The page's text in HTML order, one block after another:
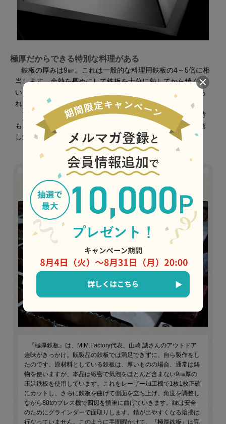
極厚だからできる特別な料理がある
鉄板の厚みは9㎜。これは一般的な料理用鉄板の4～5倍に相
当します。余熱を長めにして鉄板を十分に熱してから焼くと
いう、肉を美味しく食べるための極意も、『極厚鉄板』があ
れば手軽に実践できます。
肉以外の料理にもおすすめで、例えばお好み焼きを焼く時
も、⽚⾯を⾹ばしく焼いた後で裏返して、専⽤蓋をかけて蒸
し焼きにすると、ふんわりとした仕上がりになります。
『極厚鉄板』は、M.M.Factory代表、山崎 誠さんのアウトドア
趣味がきっかけ。既製品の鉄板では満足できずに、自ら製作をし
たのです。原材料としている鉄板は、厚いものの場合、通常は鋳
物を使いますが、本品は緻密で気泡をほとんど含まない9㎜厚の
圧延鉄板を使用しています。これをレーザー加工機で1枚1枚正確
にカットし、さらに鉄板を曲げて側面を立ち上げ、角度を調整し
ながら80tのプレス機で四辺を慎重に曲げていきます。縁は安全
のためにグラインダーで面取りします。錆が出やすくなる溶接は
行なっていません。このように手間暇かけて、『極厚鉄板』は完